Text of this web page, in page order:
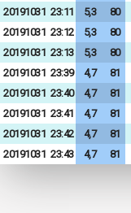
20191031 23:11 5,3 80
20191031 23:12 5,3 80
20191031 23:13 5,3 80
20191031 23:39 4,7 81
20191031 23:40 4,7 81
20191031 23:41 4,7 81
20191031 23:42 4,7 81
20191031 23:43 4,7 81